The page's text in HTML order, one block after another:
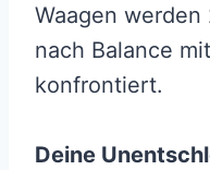
Waagen
nach Balance
konfrontiert.
Deine